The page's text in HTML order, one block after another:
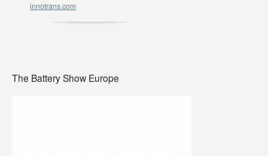
innotrans.com
The Battery Show Europe